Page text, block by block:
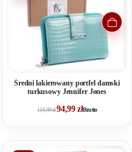
Średni lakierowany portfel damski
turkusowy Jennifer Jones
114,99zł94,99 złBrutto